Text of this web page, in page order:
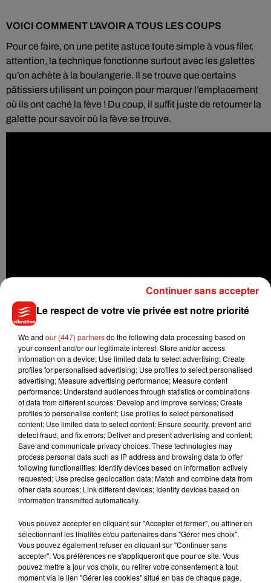
VOICI COMMENT L'AVOIR A TOUS LES COUPS
Pour ce faire, on une petite astuce toute simple à vous filer,
attention, la technique fonctionne surtout avec les galettes
qu’on achète à la boulangerie. Il se trouve que certains
pâtissiers utilisent un poinçon pour marquer l’emplacement
où ils ont caché la fève ! Du coup, il suffit juste de retourner la
galette pour savoir où la fève se trouve.
Si vous aviez la fève de la galette, qui choisiriez vous
comme roi ou reine ?
Musique
7 août 2026
Julien Lieb s’essaye à la vie de chatelain
dans son nouveau clip
7 août 2026
Madonna sort enfin le remix de « Love
Sensation » avec Kylie Minogue
Le respect de votre vie privée est notre priorité
We and our (447) partnersdo the following data processing based on
your consent and/or our legitimate interest: Store and/or access
information on a device; Use limited data to select advertising; Create
profiles for personalised advertising; Use profiles to select personalised
advertising; Measure advertising performance; Measure content
performance; Understand audiences through statistics or combinations
of data from different sources; Develop and improve services; Create
profiles to personalise content; Use profiles to select personalised
content; Use limited data to select content; Ensure security, prevent and
detect fraud, and fix errors; Deliver and present advertising and content;
Save and communicate privacy choices. These technologies may
process personal data such as IP address and browsing data to offer
following functionalities: Identify devices based on information actively
requested; Use precise geolocation data; Match and combine data from
other data sources; Link different devices; Identify devices based on
information transmitted automatically.
Vous pouvez accepter en cliquant sur "Accepter et fermer", ou affiner en
sélectionnant les finalités et/ou partenaires dans "Gérer mes choix".
Vous pouvez également refuser en cliquant sur "Continuer sans
accepter". Vos préférences ne s'appliqueront que pour ce site. Vous
pouvez mettre à jour vos choix, ou retirer votre consentement à tout
moment via le lien "Gérer les cookies" situé en bas de chaque page.
Continuer sans accepter